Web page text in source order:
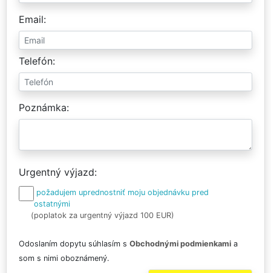
Email
Telefón
Poznámka
Urgentný výjazd
požadujem uprednostniť moju objednávku pred
ostatnými
(poplatok za urgentný výjazd 100 EUR)
Odoslaním dopytu súhlasím s Obchodnými podmienkami a
som s nimi oboznámený.